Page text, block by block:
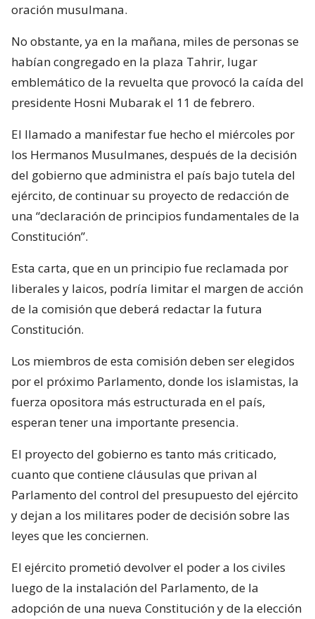
oración musulmana.
No obstante, ya en la mañana, miles de personas se
habían congregado en la plaza Tahrir, lugar
emblemático de la revuelta que provocó la caída del
presidente Hosni Mubarak el 11 de febrero.
El llamado a manifestar fue hecho el miércoles por
los Hermanos Musulmanes, después de la decisión
del gobierno que administra el país bajo tutela del
ejército, de continuar su proyecto de redacción de
una “declaración de principios fundamentales de la
Constitución”.
Esta carta, que en un principio fue reclamada por
liberales y laicos, podría limitar el margen de acción
de la comisión que deberá redactar la futura
Constitución.
Los miembros de esta comisión deben ser elegidos
por el próximo Parlamento, donde los islamistas, la
fuerza opositora más estructurada en el país,
esperan tener una importante presencia.
El proyecto del gobierno es tanto más criticado,
cuanto que contiene cláusulas que privan al
Parlamento del control del presupuesto del ejército
y dejan a los militares poder de decisión sobre las
leyes que les conciernen.
El ejército prometió devolver el poder a los civiles
luego de la instalación del Parlamento, de la
adopción de una nueva Constitución y de la elección